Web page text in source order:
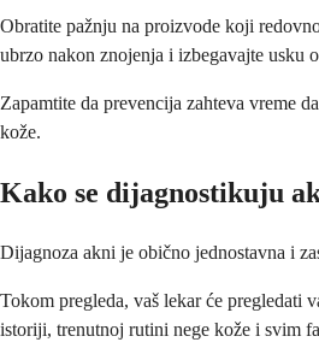
Obratite pažnju na proizvode koji
ubrzo nakon znojenja i izbegavajte usku
Zapamtite da prevencija zahteva vreme
kože.
Kako se dijagnostikuju
Dijagnoza akni je obično jednostavna i
Tokom pregleda, vaš lekar će pregledati
istoriji, trenutnoj rutini nege kože i svim